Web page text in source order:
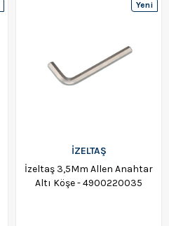
İZELTAŞ
İzeltaş 3,5Mm Allen Anahtar
Altı Köşe - 4900220035
Yeni